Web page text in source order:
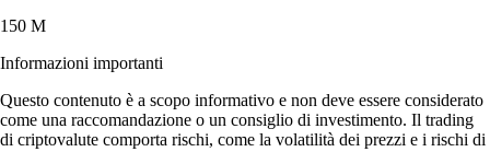
150 M
Informazioni importanti
Questo contenuto è a scopo informativo e non deve essere considerato
come una raccomandazione o un consiglio di investimento. Il trading
di criptovalute comporta rischi, come la volatilità dei prezzi e i rischi di